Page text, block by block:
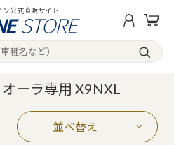
ン公式直販サイト
ーラ専用 X9NXL
並べ替え